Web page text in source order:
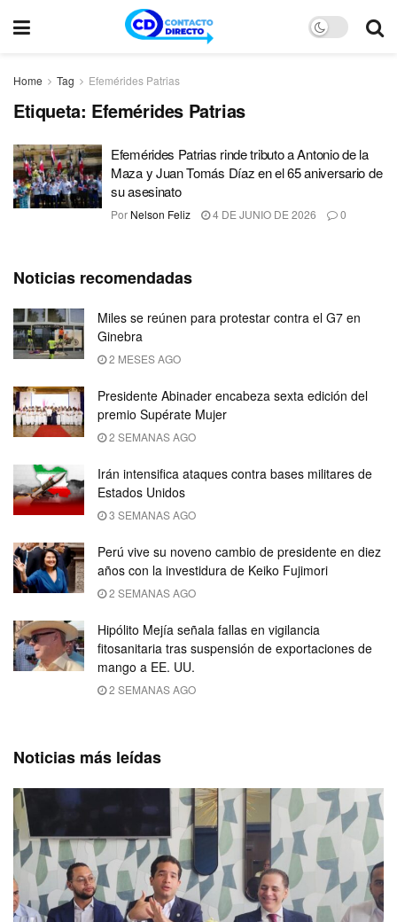
Home Tag Efemérides Patrias
Etiqueta: Efemérides Patrias
Efemérides Patrias rinde tributo a Antonio de la
Maza y Juan Tomás Díaz en el 65 aniversario de
su asesinato
Por Nelson Feliz 4 DE JUNIO DE 2026 0
Noticias recomendadas
Miles se reúnen para protestar contra el G7 en
Ginebra
2 MESES AGO
Presidente Abinader encabeza sexta edición del
premio Supérate Mujer
2 SEMANAS AGO
Irán intensifica ataques contra bases militares de
Estados Unidos
3 SEMANAS AGO
Perú vive su noveno cambio de presidente en diez
años con la investidura de Keiko Fujimori
2 SEMANAS AGO
Hipólito Mejía señala fallas en vigilancia
fitosanitaria tras suspensión de exportaciones de
mango a EE. UU.
2 SEMANAS AGO
Noticias más leídas